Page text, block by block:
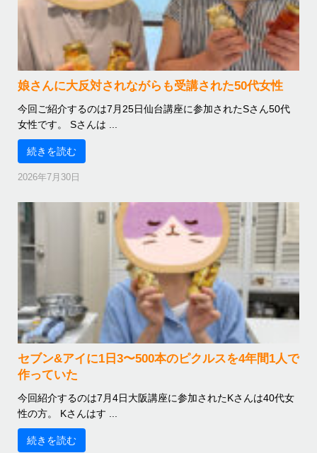
娘さんに大反対されながらも受講された50代女性
今回ご紹介するのは7月25日仙台講座に参加されたSさん50代
女性です。 Sさんは ...
続きを読む
2026年7月30日
セブン&アイに1日3〜500本のピクルスを4年間1人で
作っていた
今回紹介するのは7月4日大阪講座に参加されたKさんは40代女
性の方。 Kさんはす ...
続きを読む